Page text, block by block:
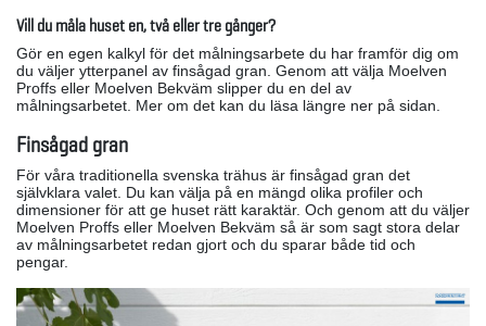
Vill du måla huset en, två eller tre gånger?
Gör en egen kalkyl för det målningsarbete du har framför dig om
du väljer ytterpanel av finsågad gran. Genom att välja Moelven
Proffs eller Moelven Bekväm slipper du en del av
målningsarbetet. Mer om det kan du läsa längre ner på sidan.
Finsågad gran
För våra traditionella svenska trähus är finsågad gran det
självklara valet. Du kan välja på en mängd olika profiler och
dimensioner för att ge huset rätt karaktär. Och genom att du väljer
Moelven Proffs eller Moelven Bekväm så är som sagt stora delar
av målningsarbetet redan gjort och du sparar både tid och
pengar.